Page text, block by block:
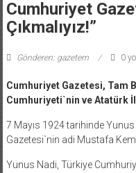
Cumhuriyet
Çıkmalıyız!”
Gönderen: gazetem 0
Cumhuriyet Gazetesi, Tam
Cumhuriyeti`nin ve Atatürk
7 Mayıs 1924 tarihinde
Gazetesi`nin adi Mustafa
Yunus Nadi, Türkiye